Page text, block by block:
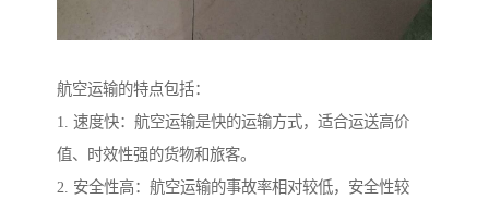
航空运输的特点包括：
1. 速度快：航空运输是快的运输方式，适合运送高价
值、时效性强的货物和旅客。
2. 安全性高：航空运输的事故率相对较低，安全性较